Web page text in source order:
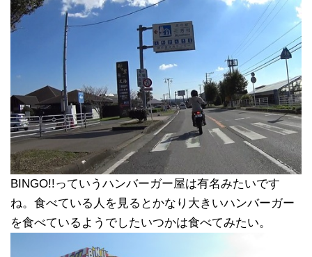
BINGO!!っていうハンバーガー屋は有名みたいです
ね。食べている人を見るとかなり大きいハンバーガー
を食べているようでしたいつかは食べてみたい。